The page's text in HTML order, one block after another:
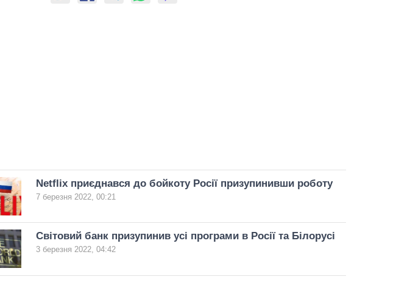
Netflix приєднався до бойкоту Росії призупинивши роботу
7 березня 2022, 00:21
Світовий банк призупинив усі програми в Росії та Білорусі
3 березня 2022, 04:42